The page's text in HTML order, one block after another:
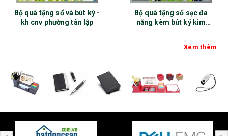
Bộ quà tặng sổ và bút ký -
kh cnv phường tân lập
Bộ quà tặng sổ sạc đa
năng kèm bút ký kim
Xem thêm